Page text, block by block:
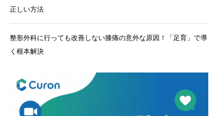
正しい方法
整形外科に行っても改善しない膝痛の意外な原因！「足育」で導
く根本解決